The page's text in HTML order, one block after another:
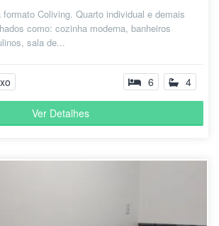
formato Coliving. Quarto individual e demais
como: cozinha moderna, banheiros
sala de...
6 4
Ver Detalhes